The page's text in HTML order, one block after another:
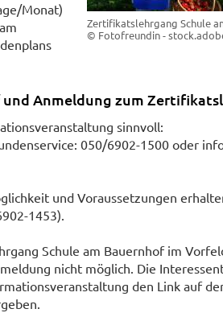
Zertifikatslehrgang Schule
© Fotofreundin -
Monat)
Anmeldung zum
sinnvoll:
050/6902-1500 oder
und Voraussetzungen
1453).
Schule am Bauernhof im
nicht möglich. Die
den Link auf